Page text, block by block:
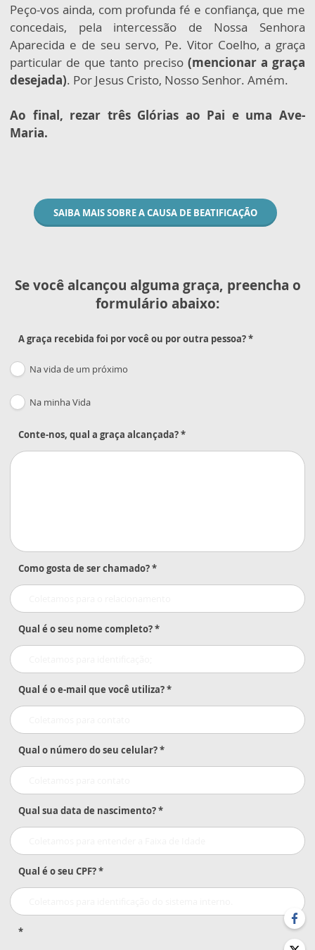
Peço-vos ainda, com profunda fé e confiança, que me
concedais, pela intercessão de Nossa Senhora
Aparecida e de seu servo, Pe. Vitor Coelho, a graça
particular de que tanto preciso (mencionar a graça
desejada). Por Jesus Cristo, Nosso Senhor. Amém.
Ao final, rezar três Glórias ao Pai e uma Ave-
Maria.​​
SAIBA MAIS SOBRE A CAUSA DE BEATIFICAÇÃO
Se você alcançou alguma graça, preencha o
formulário abaixo:
A graça recebida foi por você ou por outra pessoa? *
Na vida de um próximo
Na minha Vida
Conte-nos, qual a graça alcançada? *
Como gosta de ser chamado? *
Qual é o seu nome completo? *
Qual é o e-mail que você utiliza? *
Qual o número do seu celular? *
Qual sua data de nascimento? *
Qual é o seu CPF? *
*